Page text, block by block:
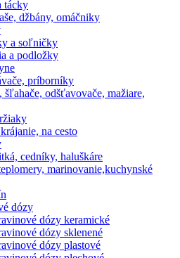
tácky
džbány, omáčniky
a soľničky
a podložky
príborníky
odšťavovače, mažiare,
na cesto
cedníky, haluškáre
marinovanie,kuchynské
dózy
dózy keramické
dózy sklenené
dózy plastové